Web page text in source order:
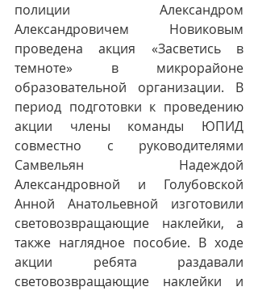
полиции Александром
Александровичем Новиковым
проведена акция «Засветись в
темноте» в микрорайоне
образовательной организации. В
период подготовки к проведению
акции члены команды ЮПИД
совместно с руководителями
Самвельян Надеждой
Александровной и Голубовской
Анной Анатольевной изготовили
световозвращающие наклейки, а
также наглядное пособие. В ходе
акции ребята раздавали
световозвращающие наклейки и